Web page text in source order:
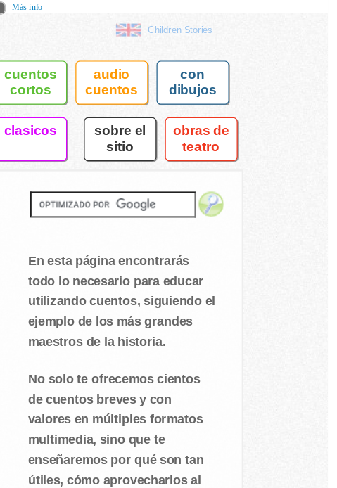
Children Stories
cuentos
cortos
audio
cuentos
con
dibujos
clasicos
sobre el
sitio
obras de
teatro
En esta página encontrarás
todo lo necesario para educar
utilizando cuentos, siguiendo el
ejemplo de los más grandes
maestros de la historia.
No solo te ofrecemos cientos
de cuentos breves y con
valores en múltiples formatos
multimedia, sino que te
enseñaremos por qué son tan
útiles, cómo aprovecharlos al
Más info